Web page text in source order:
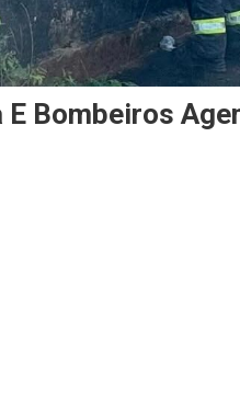
Bombeiros